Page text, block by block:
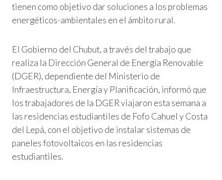
tienen como objetivo dar soluciones a los problemas
energéticos-ambientales en el ámbito rural.
El Gobierno del Chubut, a través del trabajo que
realiza la Dirección General de Energía Renovable
(DGER), dependiente del Ministerio de
Infraestructura, Energía y Planificación, informó que
los trabajadores de la DGER viajaron esta semana a
las residencias estudiantiles de Fofo Cahuel y Costa
del Lepá, con el objetivo de instalar sistemas de
paneles fotovoltaicos en las residencias
estudiantiles.